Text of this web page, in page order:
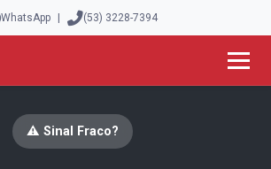
WhatsApp | (53) 3228-7394
⚠️ Sinal Fraco?